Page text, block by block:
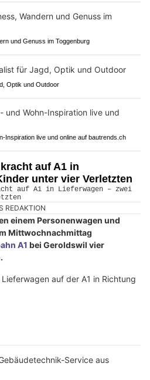
und Genuss im Toggenburg
Optik und Outdoor
Inspiration live und online auf bautrends.ch
auf A1 in
unter vier Verletzten
REDAKTION
einem Personenwagen und
Mittwochnachmittag
A1 bei Geroldswil vier
auf der A1 in Richtung